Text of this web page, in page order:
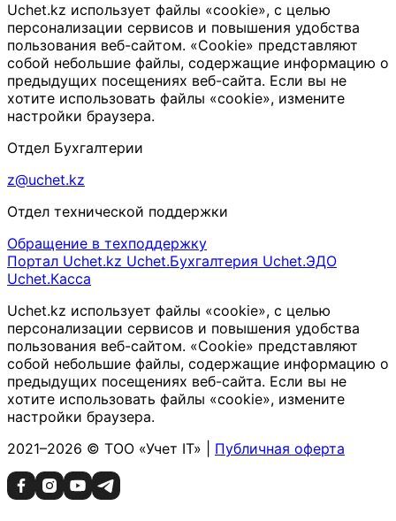
Uchet.kz использует файлы «cookie», с целью
персонализации сервисов и повышения удобства
пользования веб-сайтом. «Cookie» представляют
собой небольшие файлы, содержащие информацию о
предыдущих посещениях веб-сайта. Если вы не
хотите использовать файлы «cookie», измените
настройки браузера.
Отдел Бухгалтерии
z@uchet.kz
Отдел технической поддержки
Обращение в техподдержку
Портал Uchet.kz Uchet.Бухгалтерия Uchet.ЭДО
Uchet.Касса
Uchet.kz использует файлы «cookie», с целью
персонализации сервисов и повышения удобства
пользования веб-сайтом. «Cookie» представляют
собой небольшие файлы, содержащие информацию о
предыдущих посещениях веб-сайта. Если вы не
хотите использовать файлы «cookie», измените
настройки браузера.
2021–2026 © ТОО «Учет IT» | Публичная оферта